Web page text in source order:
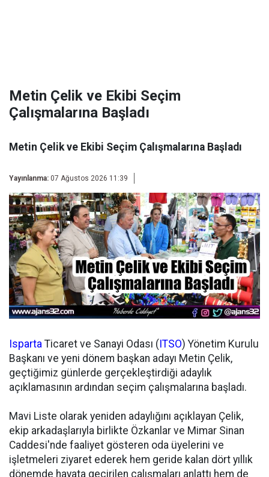
Metin Çelik ve Ekibi Seçim
Çalışmalarına Başladı
Metin Çelik ve Ekibi Seçim Çalışmalarına Başladı
Yayınlanma: 07 Ağustos 2026 11:39
Isparta Ticaret ve Sanayi Odası ( ITSO) Yönetim Kurulu
Başkanı ve yeni dönem başkan adayı Metin Çelik,
geçtiğimiz günlerde gerçekleştirdiği adaylık
açıklamasının ardından seçim çalışmalarına başladı.
Mavi Liste olarak yeniden adaylığını açıklayan Çelik,
ekip arkadaşlarıyla birlikte Özkanlar ve Mimar Sinan
Caddesi'nde faaliyet gösteren oda üyelerini ve
işletmeleri ziyaret ederek hem geride kalan dört yıllık
dönemde hayata geçirilen çalışmaları anlattı hem de